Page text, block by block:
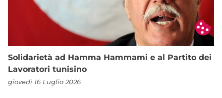
Solidarietà ad Hamma Hammami e al Partito dei
Lavoratori tunisino
giovedì 16 Luglio 2026